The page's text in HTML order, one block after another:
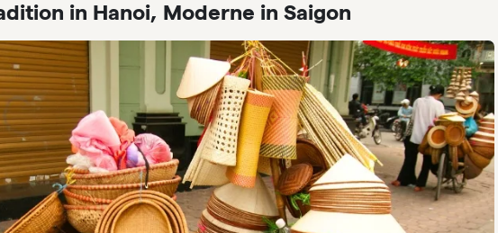
in Hanoi, Moderne in Saigon